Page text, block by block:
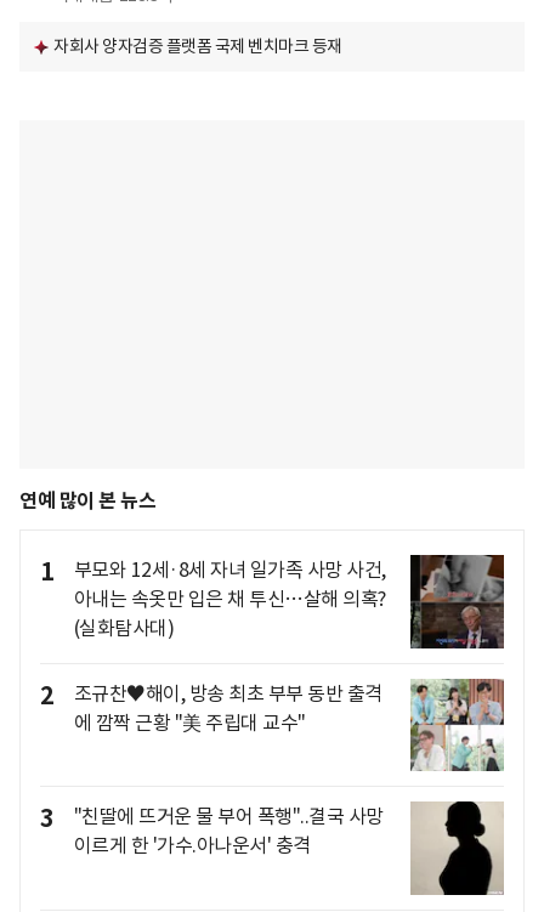
자회사 양자검증 플랫폼 국제 벤치마크 등재
연예 많이 본 뉴스
1
부모와 12세·8세 자녀 일가족 사망 사건,
아내는 속옷만 입은 채 투신…살해 의혹?
(실화탐사대)
2
조규찬♥해이, 방송 최초 부부 동반 출격
에 깜짝 근황 "美 주립대 교수"
3
"친딸에 뜨거운 물 부어 폭행"..결국 사망
이르게 한 '가수.아나운서' 충격